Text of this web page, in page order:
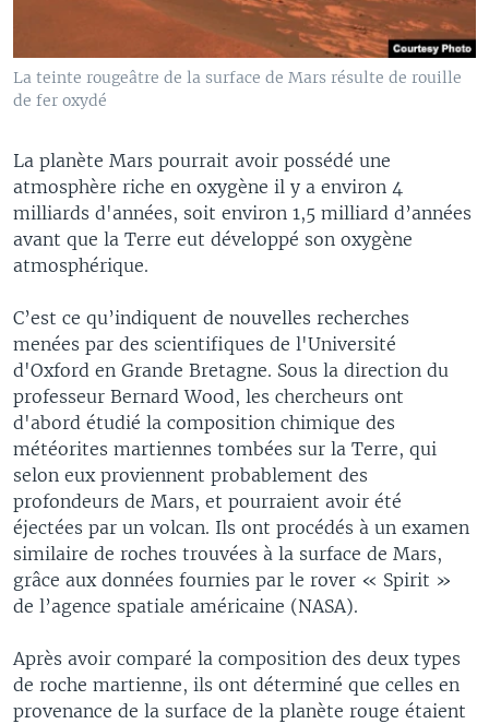
La teinte rougeâtre de la surface de Mars résulte de rouille
de fer oxydé
La planète Mars pourrait avoir possédé une
atmosphère riche en oxygène il y a environ 4
milliards d'années, soit environ 1,5 milliard d’années
avant que la Terre eut développé son oxygène
atmosphérique.
C’est ce qu’indiquent de nouvelles recherches
menées par des scientifiques de l'Université
d'Oxford en Grande Bretagne. Sous la direction du
professeur Bernard Wood, les chercheurs ont
d'abord étudié la composition chimique des
météorites martiennes tombées sur la Terre, qui
selon eux proviennent probablement des
profondeurs de Mars, et pourraient avoir été
éjectées par un volcan. Ils ont procédés à un examen
similaire de roches trouvées à la surface de Mars,
grâce aux données fournies par le rover « Spirit »
de l’agence spatiale américaine (NASA).
Après avoir comparé la composition des deux types
de roche martienne, ils ont déterminé que celles en
provenance de la surface de la planète rouge étaient